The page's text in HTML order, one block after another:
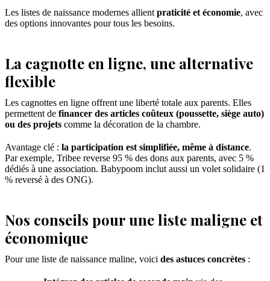
Les listes de naissance modernes allient praticité et économie, avec
des options innovantes pour tous les besoins.
La cagnotte en ligne, une alternative
flexible
Les cagnottes en ligne offrent une liberté totale aux parents. Elles
permettent de financer des articles coûteux (poussette, siège auto)
ou des projets comme la décoration de la chambre.
Avantage clé : la participation est simplifiée, même à distance.
Par exemple, Tribee reverse 95 % des dons aux parents, avec 5 %
dédiés à une association. Babypoom inclut aussi un volet solidaire (1
% reversé à des ONG).
Nos conseils pour une liste maligne et
économique
Pour une liste de naissance maline, voici des astuces concrètes :